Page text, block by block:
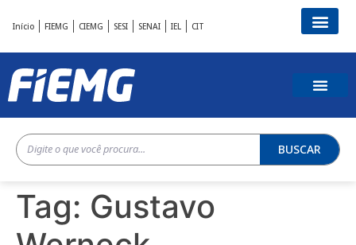
Início FIEMG CIEMG SESI SENAI IEL CIT
BUSCAR
Tag: Gustavo